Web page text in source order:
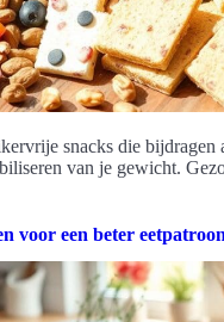
snacks die bijdragen
van je gewicht.
voor een beter eetpatroon